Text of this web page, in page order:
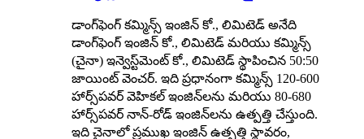
డాంగ్‌ఫెంగ్ కమ్మిన్స్ ఇంజిన్ కో., లిమిటెడ్ అనేది
డాంగ్‌ఫెంగ్ ఇంజిన్ కో., లిమిటెడ్ మరియు కమ్మిన్స్
(చైనా) ఇన్వెస్ట్‌మెంట్ కో., లిమిటెడ్ స్థాపించిన 50:50
జాయింట్ వెంచర్. ఇది ప్రధానంగా కమ్మిన్స్ 120-600
హార్స్‌పవర్ వెహికల్ ఇంజిన్‌లను మరియు 80-680
హార్స్‌పవర్ నాన్-రోడ్ ఇంజిన్‌లను ఉత్పత్తి చేస్తుంది.
ఇది చైనాలో ప్రముఖ ఇంజిన్ ఉత్పత్తి స్థావరం,